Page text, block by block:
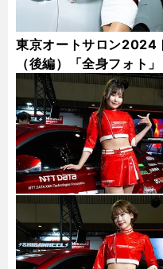
東京オートサロン2024
（後編）「全身フォト」